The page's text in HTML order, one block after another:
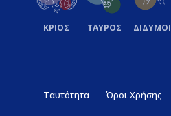
ΚΡΙΟΣ ΤΑΥΡΟΣ ΔΙΔΥΜΟΙ
Ταυτότητα Όροι Χρήσης